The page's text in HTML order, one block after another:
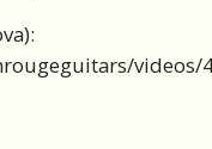
videos/